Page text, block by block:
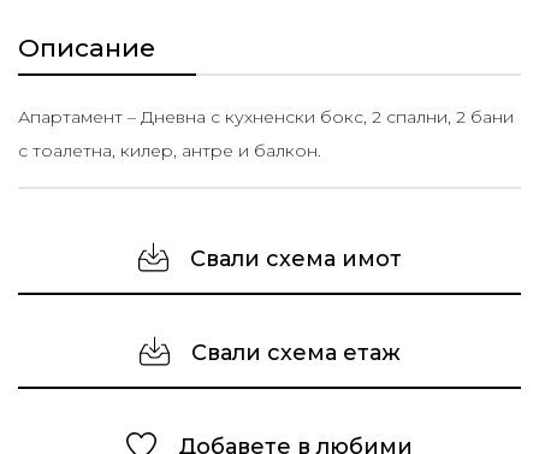
Описание
Апартамент – Дневна с кухненски бокс, 2 спални, 2 бани
с тоалетна, килер, антре и балкон.
Свали схема имот
Свали схема етаж
Добавете в любими